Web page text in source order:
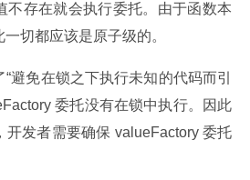
不存在就会执行委托。由于函数本
切都应该是原子级的。
避免在锁之下执行未知的代码而引
委托没有在锁中执行。因此
开发者需要确保 valueFactory 委托